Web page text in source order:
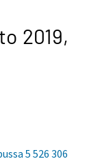
2019,
5 526 306